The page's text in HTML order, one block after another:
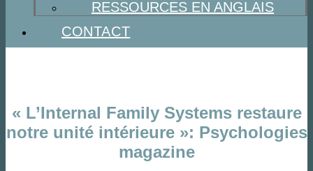
RESSOURCES EN ANGLAIS
CONTACT
« L’Internal Family Systems restaure
notre unité intérieure »: Psychologies
magazine